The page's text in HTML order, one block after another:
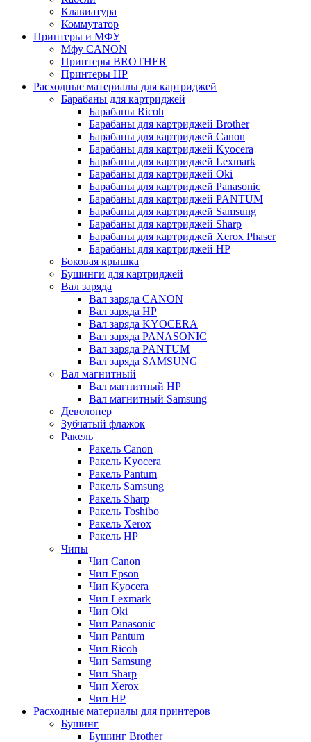
Клавиатура
Коммутатор
Принтеры и МФУ
Мфу CANON
Принтеры BROTHER
Принтеры HP
Расходные материалы для картриджей
Барабаны для картриджей
Барабаны Ricoh
Барабаны для картриджей Brother
Барабаны для картриджей Canon
Барабаны для картриджей Kyocera
Барабаны для картриджей Lexmark
Барабаны для картриджей Oki
Барабаны для картриджей Panasonic
Барабаны для картриджей PANTUM
Барабаны для картриджей Samsung
Барабаны для картриджей Sharp
Барабаны для картриджей Xerox Phaser
Барабаны для картриджей НР
Боковая крышка
Бушинги для картриджей
Вал заряда
Вал заряда CANON
Вал заряда HP
Вал заряда KYOCERA
Вал заряда PANASONIC
Вал заряда PANTUM
Вал заряда SAMSUNG
Вал магнитный
Вал магнитный HP
Вал магнитный Samsung
Девелопер
Зубчатый флажок
Ракель
Ракель Canon
Ракель Kyocera
Ракель Pantum
Ракель Samsung
Ракель Sharp
Ракель Toshibo
Ракель Xerox
Ракель НР
Чипы
Чип Canon
Чип Epson
Чип Kyocera
Чип Lexmark
Чип Oki
Чип Panasonic
Чип Pantum
Чип Ricoh
Чип Samsung
Чип Sharp
Чип Xerox
Чип НР
Расходные материалы для принтеров
Бушинг
Бушинг Brother